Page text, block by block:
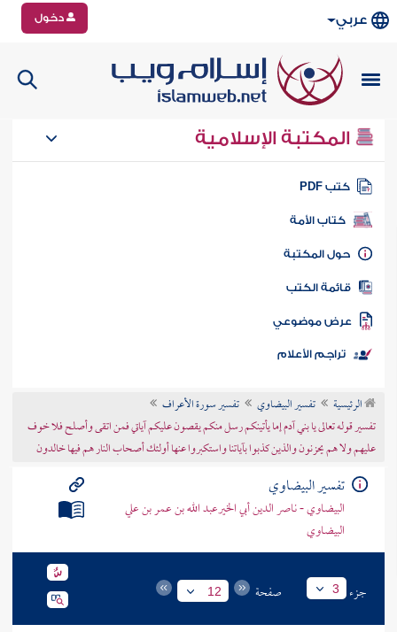
عربي دخول
المكتبة الإسلامية
كتب PDF
كتاب الأمة
المكتبة
الكتب
موضوعي
تراجم الأعلام
الرئيسية تفسير البيضاوي
تفسير سورة الأعراف
تفسير قوله تعالى يا بني آدم إما يأتينكم رسل منكم يقصون عليكم آياتي فمن اتقى وأصلح فلا خوف
عليهم ولا هم يحزنون والذين كذبوا بآياتنا واستكبروا عنها أولئك أصحاب النار هم فيها خالدون
تفسير البيضاوي
البيضاوي - ناصر الدين أبي الخيرعبد الله بن عمر بن علي
البيضاوي
جزء 3 صفحة 12